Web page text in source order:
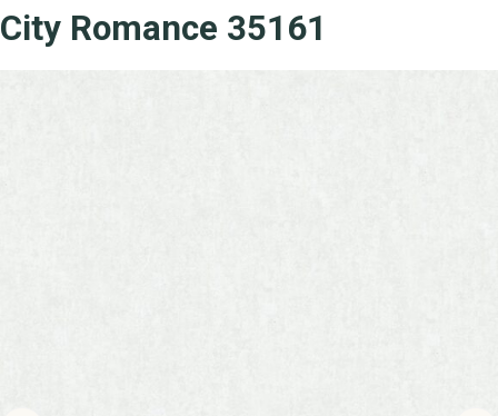
City Romance 35161